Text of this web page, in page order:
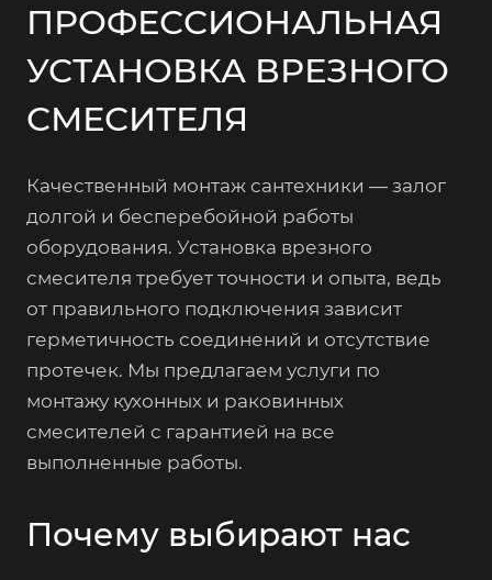
ПРОФЕССИОНАЛЬНАЯ
УСТАНОВКА ВРЕЗНОГО
СМЕСИТЕЛЯ
Качественный монтаж сантехники — залог
долгой и бесперебойной работы
оборудования. Установка врезного
смесителя требует точности и опыта, ведь
от правильного подключения зависит
герметичность соединений и отсутствие
протечек. Мы предлагаем услуги по
монтажу кухонных и раковинных
смесителей с гарантией на все
выполненные работы.
Почему выбирают нас